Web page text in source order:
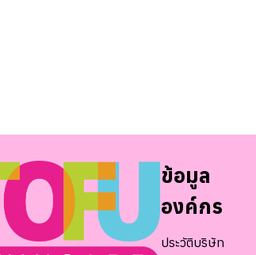
ข้อมูล
องค์กร
ประวัติบริษัท